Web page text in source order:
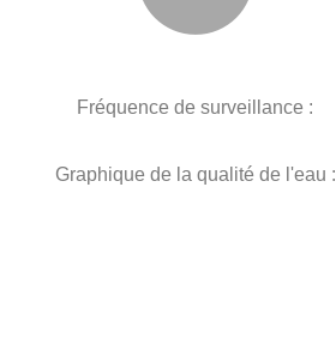
Fréquence de surveillance :
Graphique de la qualité de l'eau :